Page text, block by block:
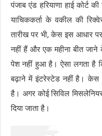
पंजाब एंड हरियाणा हाई कोर्ट
याचिककर्ता के वकील की
तारीख पर भी, केस इस आधार
नहीं हैं और एक महीना बीत जाने
पेश नहीं हुआ है। ऐसा लगता है
बढ़ाने में इंटरेस्टेड नहीं है। केस
है। अगर कोई सिविल
दिया जाता है।